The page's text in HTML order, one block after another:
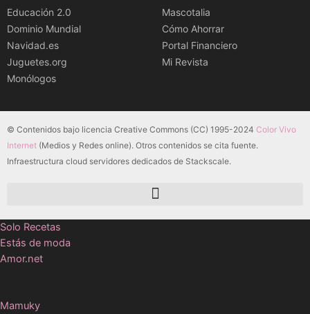
Educación 2.0
Dominio Mundial
Navidad.es
Juguetes.org
Monólogos
Mascotalia
Cómo Ahorrar
Portal Financiero
Mi Revista
© Contenidos bajo licencia Creative Commons (CC) 1995-2024 Color Vivo
Internet (Medios y Redes online). Otros contenidos se cita fuente.
Infraestructura cloud servidores dedicados de Stackscale.
Solo Recetas
Estás de moda
Amor.net
Mamuky